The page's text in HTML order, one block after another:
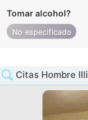
Tomar alcohol?
No especificado
Citas Hombre